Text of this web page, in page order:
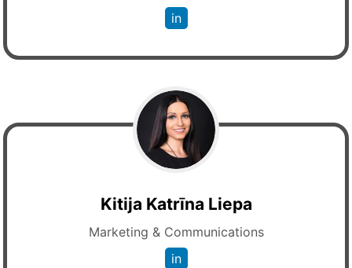
in
Kitija Katrīna Liepa
Marketing & Communications
in